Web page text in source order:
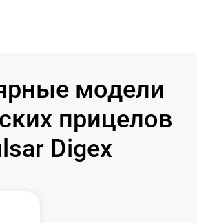
модели
прицелов
Digex